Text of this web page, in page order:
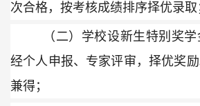
次合格，按考核成绩排序择优录取
（二）学校设新生特别奖
经个人申报、专家评审，择优奖
兼得；